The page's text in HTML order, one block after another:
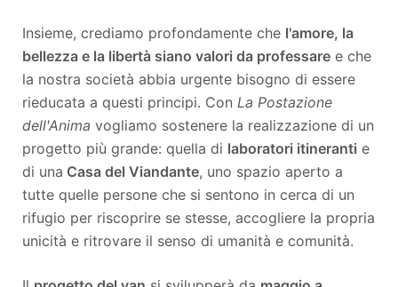
Insieme, crediamo profondamente che l'amore, la
bellezza e la libertà siano valori da professare e che
la nostra società abbia urgente bisogno di essere
rieducata a questi principi. Con La Postazione
dell'Anima vogliamo sostenere la realizzazione di un
progetto più grande: quella di laboratori itineranti e
di una Casa del Viandante, uno spazio aperto a
tutte quelle persone che si sentono in cerca di un
rifugio per riscoprire se stesse, accogliere la propria
unicità e ritrovare il senso di umanità e comunità.